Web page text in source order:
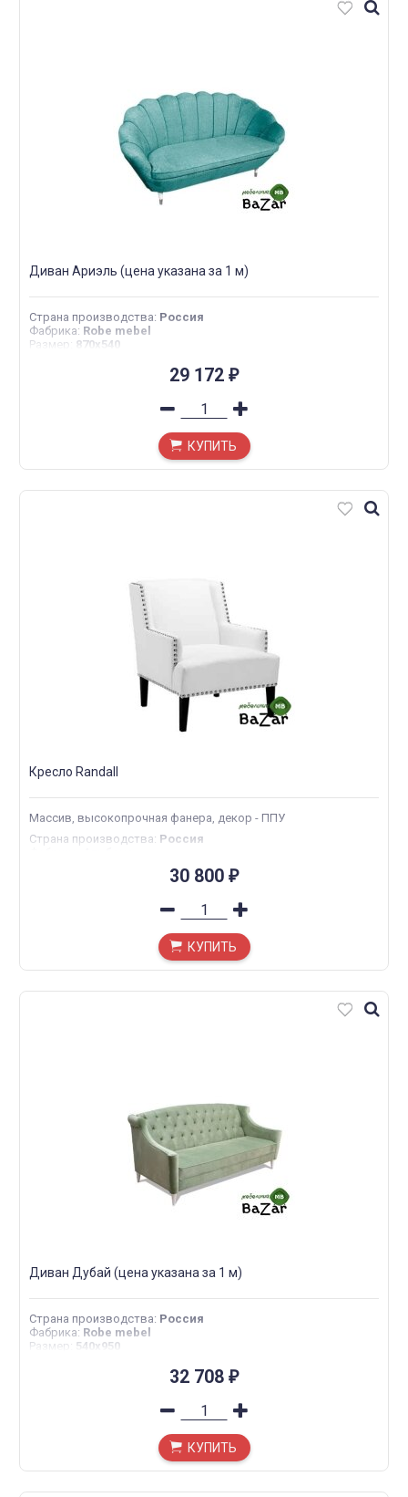
Диван Ариэль (цена указана за 1 м)
Страна производства: Россия
Фабрика: Robe mebel
Размер : 870х540
29 172 ₽
КУПИТЬ
Кресло Randall
Массив, высокопрочная фанера, декор - ППУ
Страна производства: Россия
30 800 ₽
КУПИТЬ
Диван Дубай (цена указана за 1 м)
Страна производства: Россия
Фабрика: Robe mebel
Размер : 540х950
32 708 ₽
КУПИТЬ